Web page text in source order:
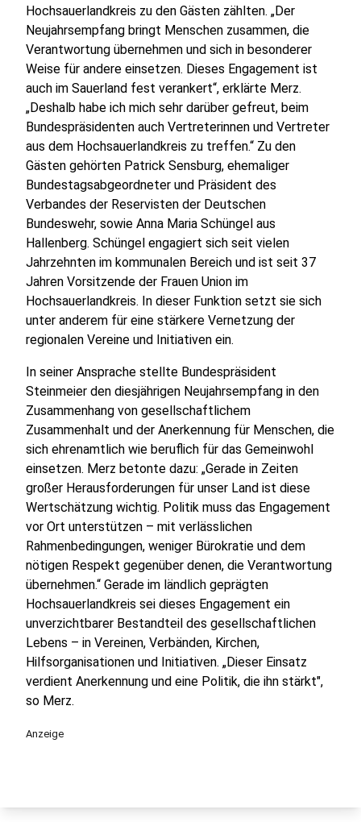
Hochsauerlandkreis zu den Gästen zählten. „Der
Neujahrsempfang bringt Menschen zusammen, die
Verantwortung übernehmen und sich in besonderer
Weise für andere einsetzen. Dieses Engagement ist
auch im Sauerland fest verankert“, erklärte Merz.
„Deshalb habe ich mich sehr darüber gefreut, beim
Bundespräsidenten auch Vertreterinnen und Vertreter
aus dem Hochsauerlandkreis zu treffen.“ Zu den
Gästen gehörten Patrick Sensburg, ehemaliger
Bundestagsabgeordneter und Präsident des
Verbandes der Reservisten der Deutschen
Bundeswehr, sowie Anna Maria Schüngel aus
Hallenberg. Schüngel engagiert sich seit vielen
Jahrzehnten im kommunalen Bereich und ist seit 37
Jahren Vorsitzende der Frauen Union im
Hochsauerlandkreis. In dieser Funktion setzt sie sich
unter anderem für eine stärkere Vernetzung der
regionalen Vereine und Initiativen ein.
In seiner Ansprache stellte Bundespräsident
Steinmeier den diesjährigen Neujahrsempfang in den
Zusammenhang von gesellschaftlichem
Zusammenhalt und der Anerkennung für Menschen, die
sich ehrenamtlich wie beruflich für das Gemeinwohl
einsetzen. Merz betonte dazu: „Gerade in Zeiten
großer Herausforderungen für unser Land ist diese
Wertschätzung wichtig. Politik muss das Engagement
vor Ort unterstützen – mit verlässlichen
Rahmenbedingungen, weniger Bürokratie und dem
nötigen Respekt gegenüber denen, die Verantwortung
übernehmen.“ Gerade im ländlich geprägten
Hochsauerlandkreis sei dieses Engagement ein
unverzichtbarer Bestandteil des gesellschaftlichen
Lebens – in Vereinen, Verbänden, Kirchen,
Hilfsorganisationen und Initiativen. „Dieser Einsatz
verdient Anerkennung und eine Politik, die ihn stärkt",
so Merz.
Anzeige